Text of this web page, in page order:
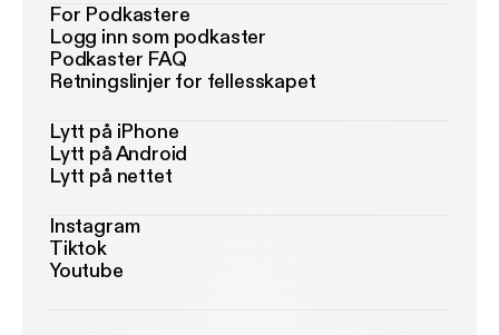
For Podkastere
Logg inn som podkaster
Podkaster FAQ
Retningslinjer for fellesskapet
Lytt på iPhone
Lytt på Android
Lytt på nettet
Instagram
Tiktok
Youtube